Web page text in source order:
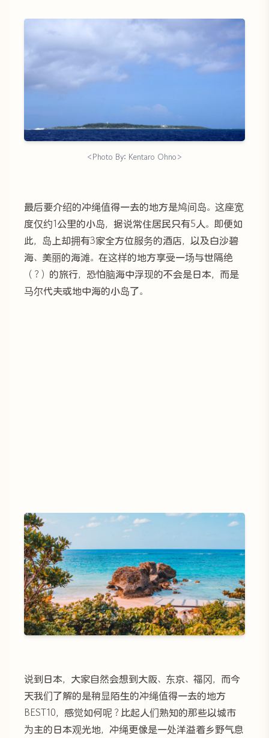
<Photo By: Kentaro Ohno>
最后要介绍的冲绳值得一去的地方是鸠间岛。这座宽
度仅约1公里的小岛，据说常住居民只有5人。即便如
此，岛上却拥有3家全方位服务的酒店，以及白沙碧
海、美丽的海滩。在这样的地方享受一场与世隔绝
（？）的旅行，恐怕脑海中浮现的不会是日本，而是
马尔代夫或地中海的小岛了。
说到日本，大家自然会想到大阪、东京、福冈，而今
天我们了解的是稍显陌生的冲绳值得一去的地方
BEST10，感觉如何呢？比起人们熟知的那些以城市
为主的日本观光地，冲绳更像是一处洋溢着乡野气息